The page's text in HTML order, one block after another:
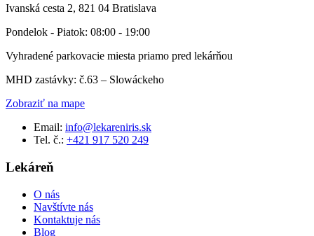
Ivanská cesta 2, 821 04 Bratislava
Pondelok - Piatok: 08:00 - 19:00
Vyhradené parkovacie miesta priamo pred lekárňou
MHD zastávky: č.63 – Slowáckeho
Zobraziť na mape
Email: info@lekareniris.sk
Tel. č.: +421 917 520 249
Lekáreň
O nás
Navštívte nás
Kontaktuje nás
Blog